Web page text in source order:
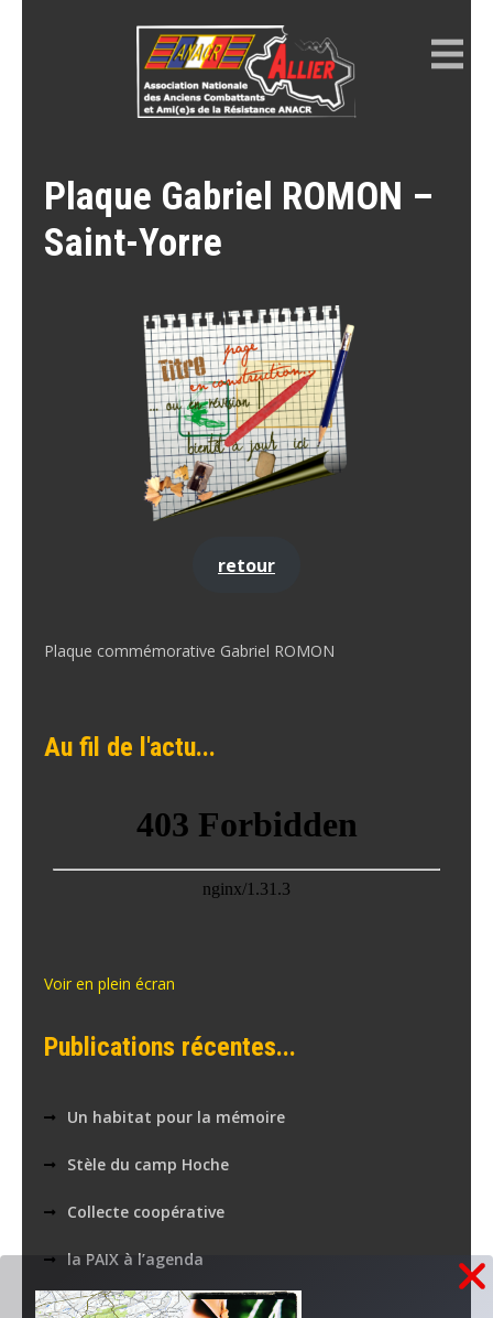
Plaque Gabriel ROMON –
Saint-Yorre
retour
Plaque commémorative Gabriel ROMON
Au fil de l'actu...
Voir en plein écran
Publications récentes...
Un habitat pour la mémoire
Stèle du camp Hoche
Collecte coopérative
la PAIX à l’agenda
Nos applications numériques